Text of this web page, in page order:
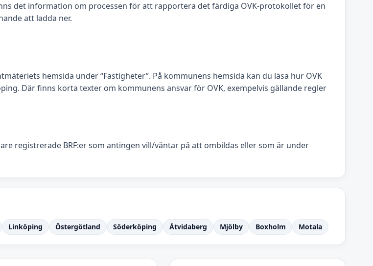
det information om processen för att rapportera det färdiga OVK-protokollet för en
att ladda ner.
hemsida under “Fastigheter”. På kommunens hemsida kan du läsa hur OVK
Där finns korta texter om kommunens ansvar för OVK, exempelvis gällande regler
registrerade BRF:er som antingen vill/väntar på att ombildas eller som är under
Linköping Östergötland Söderköping Åtvidaberg Mjölby Boxholm Motala